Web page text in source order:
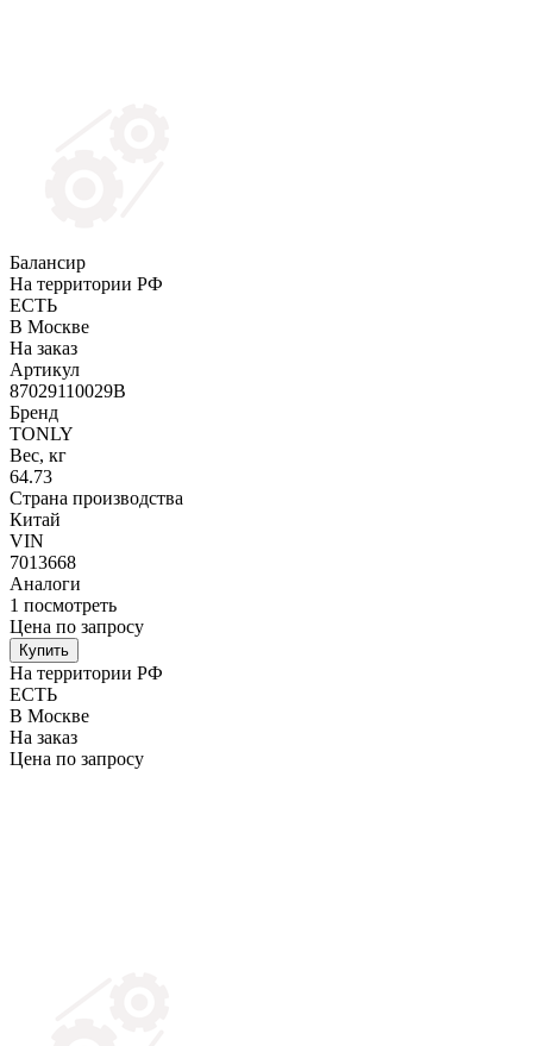
Балансир
На территории РФ
ЕСТЬ
В Москве
На заказ
Артикул
87029110029B
Бренд
TONLY
Вес, кг
64.73
Страна производства
Китай
VIN
7013668
Аналоги
1 посмотреть
Цена по запросу
Купить
На территории РФ
ЕСТЬ
В Москве
На заказ
Цена по запросу